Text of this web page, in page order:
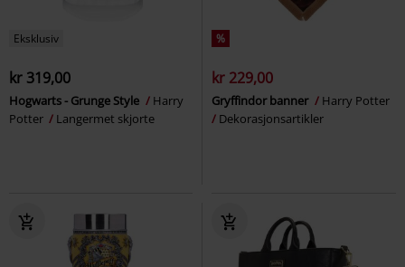
Eksklusiv
kr 319,00
Hogwarts - Grunge Style
Harry
Potter
Langermet skjorte
%
kr 229,00
Gryffindor banner
Harry Potter
Dekorasjonsartikler